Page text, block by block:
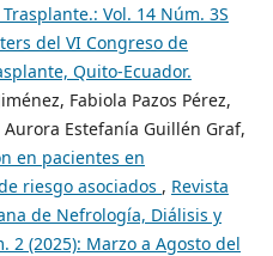
Vol. 14 Núm. 3S
del VI Congreso de
Quito-Ecuador.
Fabiola Pazos Pérez,
Estefanía Guillén Graf,
en pacientes en
riesgo asociados , Revista
de Nefrología, Diálisis y
2 (2025): Marzo a Agosto del